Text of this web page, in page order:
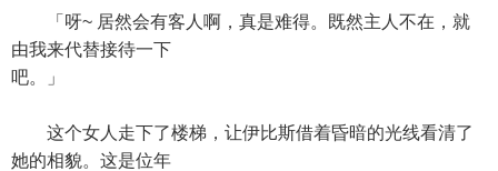
「呀~ 居然会有客人啊，真是难得。既然主人不在，就
由我来代替接待一下
吧。」
这个女人走下了楼梯，让伊比斯借着昏暗的光线看清了
她的相貌。这是位年